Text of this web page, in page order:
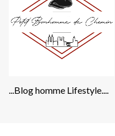
...Blog homme Lifestyle....